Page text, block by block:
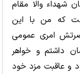
شهداء والا مقام
که من با این
امری عمومی
داشتم و خواهر
و عاقبت مزد خود